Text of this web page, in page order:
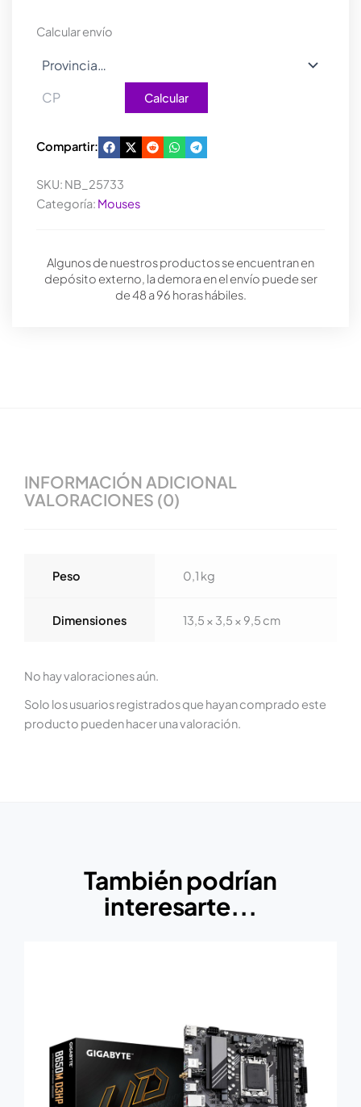
Calcular envío
Calcular
Compartir:
SKU: NB_25733
Categoría: Mouses
Algunos de nuestros productos se encuentran en
depósito externo, la demora en el envío puede ser
de 48 a 96 horas hábiles.
INFORMACIÓN ADICIONAL
VALORACIONES (0)
Peso 0,1 kg
Dimensiones 13,5 × 3,5 × 9,5 cm
No hay valoraciones aún.
Solo los usuarios registrados que hayan comprado este
producto pueden hacer una valoración.
También podrían
interesarte...